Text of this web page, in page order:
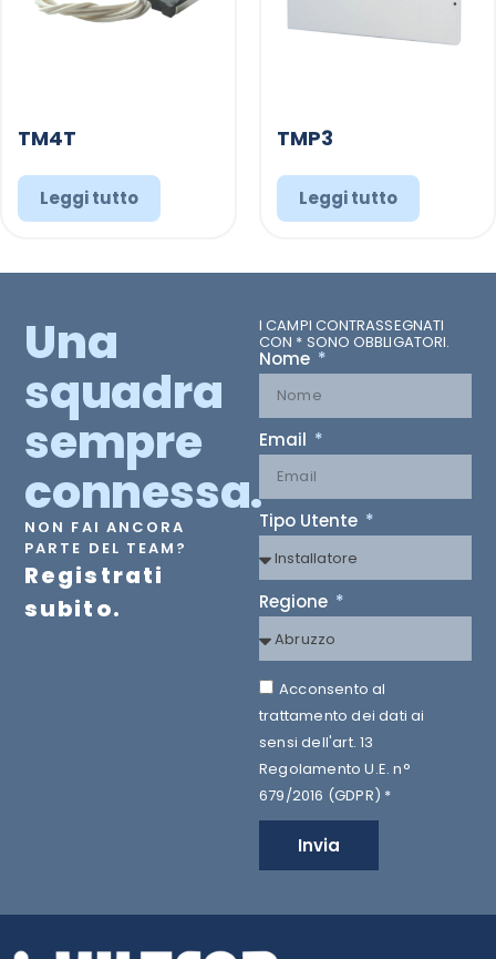
TM4T
Leggi tutto
TMP3
Leggi tutto
Una
squadra
sempre
connessa.
NON FAI ANCORA
PARTE DEL TEAM?
Registrati
subito.
I CAMPI CONTRASSEGNATI
CON * SONO OBBLIGATORI.
Nome
Email
Tipo Utente
Regione
Acconsento al
trattamento dei dati ai
sensi dell'art. 13
Regolamento U.E. n°
679/2016 (GDPR) *
Invia